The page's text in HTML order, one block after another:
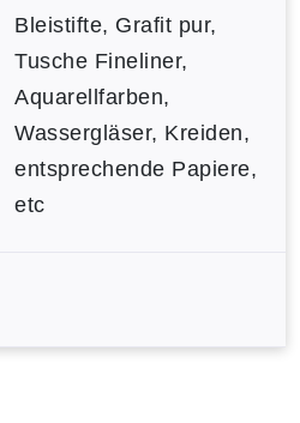
Bleistifte, Grafit pur,
Tusche Fineliner,
Aquarellfarben,
Wassergläser, Kreiden,
entsprechende Papiere,
etc